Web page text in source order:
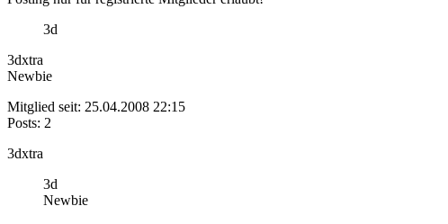
3d
3dxtra
Newbie
Mitglied seit: 25.04.2008 22:15
Posts: 2
3dxtra
3d
Newbie